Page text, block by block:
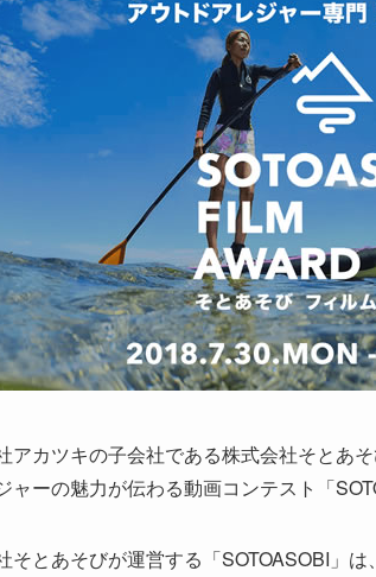
アカツキの子会社である株式会社そとあ
ャーの魅力が伝わる動画コンテスト「
そとあそびが運営する「SOTOASOBI」